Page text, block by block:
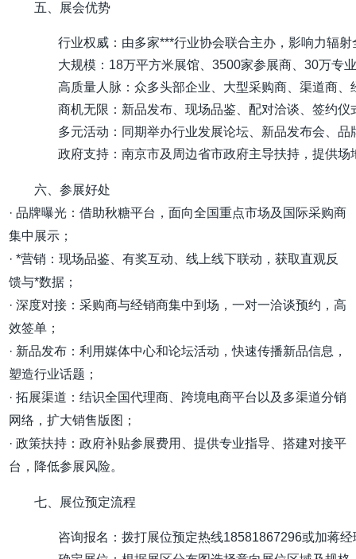
五、展会优势
行业权威：由多家***行业协会联合主办，影响力辐射
大规模：18万平方米展馆、3500家参展商、30万专
高质量人脉：众多头部企业、大型采购商、渠道商、
商机无限：新品发布、现场品鉴、配对洽谈、签约仪
多元活动：同期举办行业发展论坛、新品发布会、
政府支持：南京市及周边省市政府主导扶持，提供
六、参展好处
· 品牌曝光：借助秋糖平台，面向全国重点市场及国际采购商
集中展示；
· *营销：现场品鉴、有奖互动、线上线下联动，获取直观反
馈与*数据；
· 深度对接：采购商与经销商集中到场，一对一洽谈预约，高
效签单；
· 新品发布：利用媒体中心和论坛活动，快速传播新品信息，
塑造行业话题；
· 拓展渠道：结识全国代理商、跨境电商平台以及多渠道分销
网络，扩大销售版图；
· 政策扶持：政府补贴参展费用、提供专业指导、搭建对接平
台，降低参展风险。
七、展位预定流程
咨询报名：拨打展位预定热线18581867296或加蒋